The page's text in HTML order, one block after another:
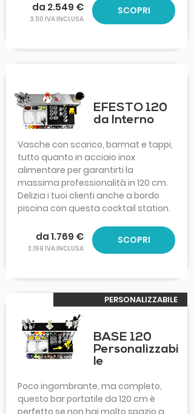
da 2.549 €
3.110 IVA INCLUSA
SCOPRI
EFESTO 120
da Interno
Vasche con scarico, barmat e tappi,
tutto quanto in acciaio inox
alimentare per garantirti la
massima professionalità in 120 cm.
Delizia i tuoi clienti anche a bordo
piscina con questa cocktail station.
da 1.769 €
2.159 IVA INCLUSA
SCOPRI
PERSONALIZZABILE
BASE 120
Personalizzabi
le
Poco ingombrante, ma completo,
questo bar portatile da 120 cm è